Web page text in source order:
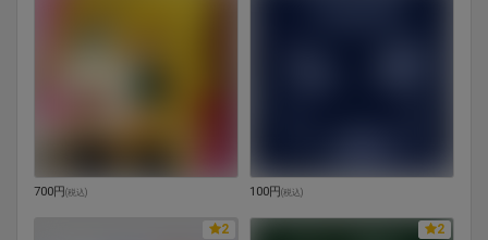
700円(税込) 100円(税込)
2 2